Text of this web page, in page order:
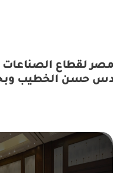
لقطاع الصناعات
حسن الخطيب